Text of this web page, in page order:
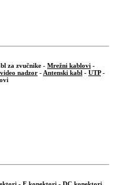
za zvučnike - Mrežni kablovi -
nadzor - Antenski kabl - UTP-